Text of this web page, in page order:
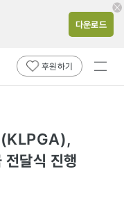
다운로드
후원하기
전체
(KLPGA),
전달식 진행